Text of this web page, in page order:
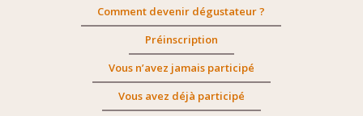
Comment devenir dégustateur ?
Préinscription
Vous n’avez jamais participé
Vous avez déjà participé